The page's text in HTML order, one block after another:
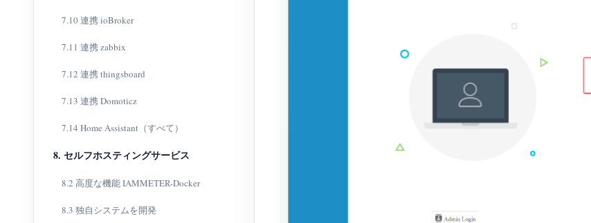
7.10 連携 ioBroker
7.11 連携 zabbix
7.12 連携 thingsboard
7.13 連携 Domoticz
7.14 Home Assistant（すべて）
8. セルフホスティングサービス
8.2 高度な機能 IAMMETER-Docker
8.3 独自システムを開発